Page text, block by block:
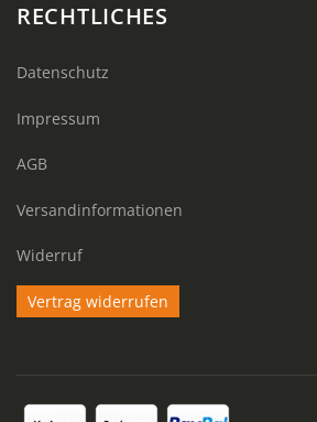
RECHTLICHES
Datenschutz
Impressum
AGB
Versandinformationen
Widerruf
Vertrag widerrufen